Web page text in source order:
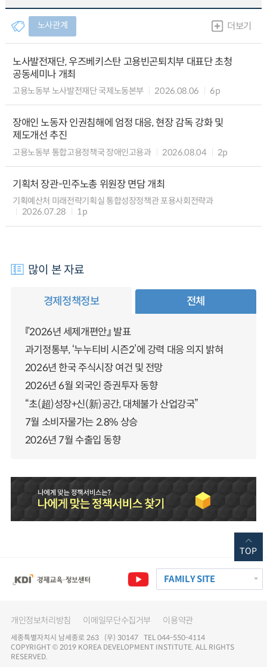
노사관계 더보기
노사발전재단, 우즈베키스탄 고용빈곤퇴치부 대표단 초청
공동세미나 개최
고용노동부 노사발전재단 국제노동본부 2026.08.06 6p
장애인 노동자 인권침해에 엄정 대응, 현장 감독 강화 및
제도개선 추진
고용노동부 통합고용정책국 장애인고용과 2026.08.04 2p
기획처 장관-민주노총 위원장 면담 개최
기획예산처 미래전략기획실 통합성장정책관 포용사회전략과
2026.07.28
1p
많이 본 자료
경제정책정보 전체
『2026년 세제개편안』 발표
과기정통부, ‘누누티비 시즌2’에 강력 대응 의지 밝혀
2026년 한국 주식시장 여건 및 전망
2026년 6월 외국인 증권투자 동향
“초(超)성장+신(新)공간, 대체불가 산업강국”
7월 소비자물가는 2.8% 상승
2026년 7월 수출입 동향
FAMILY SITE
개인정보처리방침 이메일무단수집거부 이용약관
세종특별자치시 남세종로 263 (우) 30147 TEL 044-550-4114
COPYRIGHT © 2019 KOREA DEVELOPMENT INSTITUTE. ALL RIGHTS
RESERVED.
TOP